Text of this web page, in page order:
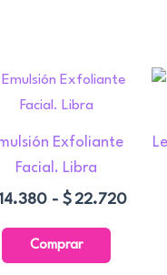
Exfoliante
Facial. Libra
14.380 - $ 22.720
Comprar
Este
Las
opciones
se